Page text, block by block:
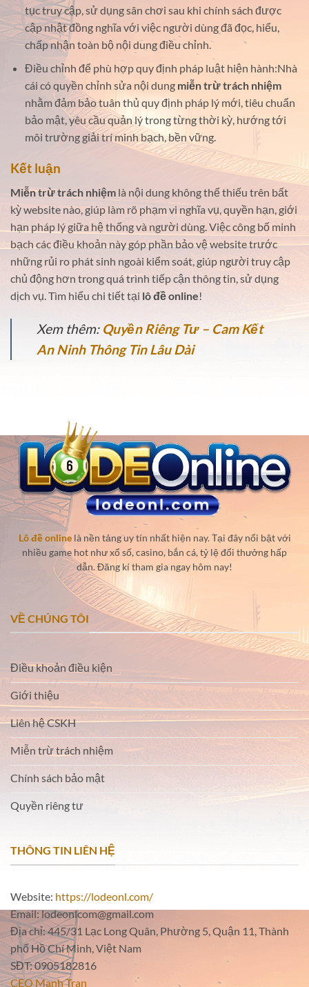
tục truy cập, sử dụng sân chơi sau khi chính sách được
cập nhật đồng nghĩa với việc người dùng đã đọc, hiểu,
chấp nhận toàn bộ nội dung điều chỉnh.
Điều chỉnh để phù hợp quy định pháp luật hiện hành:Nhà
cái có quyền chỉnh sửa nội dung miễn trừ trách nhiệm
nhằm đảm bảo tuân thủ quy định pháp lý mới, tiêu chuẩn
bảo mật, yêu cầu quản lý trong từng thời kỳ, hướng tới
môi trường giải trí minh bạch, bền vững.
Kết luận
Miễn trừ trách nhiệm là nội dung không thể thiếu trên bất
kỳ website nào, giúp làm rõ phạm vi nghĩa vụ, quyền hạn, giới
hạn pháp lý giữa hệ thống và người dùng. Việc công bố minh
bạch các điều khoản này góp phần bảo vệ website trước
những rủi ro phát sinh ngoài kiểm soát, giúp người truy cập
chủ động hơn trong quá trình tiếp cận thông tin, sử dụng
dịch vụ. Tìm hiểu chi tiết tại lô đề online!
Xem thêm: Quyền Riêng Tư – Cam Kết
An Ninh Thông Tin Lâu Dài
Lô đề onlinelà nền tảng uy tín nhất hiện nay. Tại đây nổi bật với
nhiều game hot như xổ số, casino, bắn cá, tỷ lệ đổi thưởng hấp
dẫn. Đăng kí tham gia ngay hôm nay!
VỀ CHÚNG TÔI
Điều khoản điều kiện
Giới thiệu
Liên hệ CSKH
Miễn trừ trách nhiệm
Chính sách bảo mật
Quyền riêng tư
THÔNG TIN LIÊN HỆ
Website: https://lodeonl.com/
Email:lodeonlcom@gmail.com
Địa chỉ:445/31 Lạc Long Quân, Phường 5, Quận 11, Thành
phố Hồ Chí Minh, Việt Nam
SĐT:0905182816
CEO Manh Tran